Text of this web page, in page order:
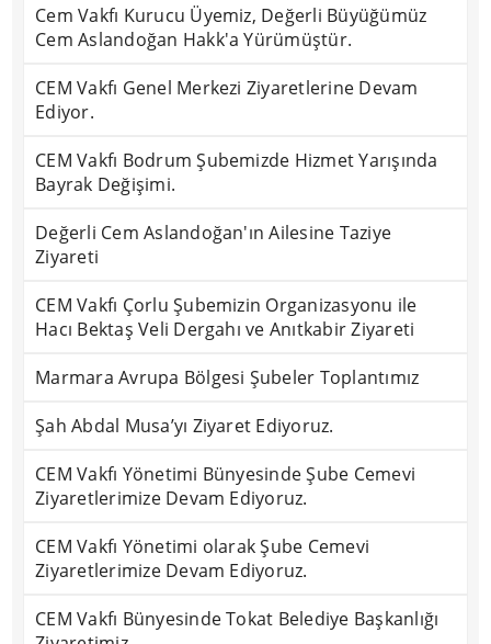
Cem Vakfı Kurucu Üyemiz, Değerli Büyüğümüz
Cem Aslandoğan Hakk'a Yürümüştür.
CEM Vakfı Genel Merkezi Ziyaretlerine Devam
Ediyor.
CEM Vakfı Bodrum Şubemizde Hizmet Yarışında
Bayrak Değişimi.
Değerli Cem Aslandoğan'ın Ailesine Taziye
Ziyareti
CEM Vakfı Çorlu Şubemizin Organizasyonu ile
Hacı Bektaş Veli Dergahı ve Anıtkabir Ziyareti
Marmara Avrupa Bölgesi Şubeler Toplantımız
Şah Abdal Musa’yı Ziyaret Ediyoruz.
CEM Vakfı Yönetimi Bünyesinde Şube Cemevi
Ziyaretlerimize Devam Ediyoruz.
CEM Vakfı Yönetimi olarak Şube Cemevi
Ziyaretlerimize Devam Ediyoruz.
CEM Vakfı Bünyesinde Tokat Belediye Başkanlığı